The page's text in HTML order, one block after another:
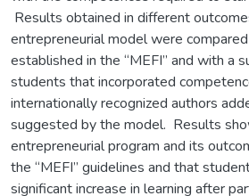
Results obtained in different
entrepreneurial model were
established in the “MEFI” and with a
students that incorporated
internationally recognized authors
suggested by the model. Results
entrepreneurial program and its
the “MEFI” guidelines and that
significant increase in learning after